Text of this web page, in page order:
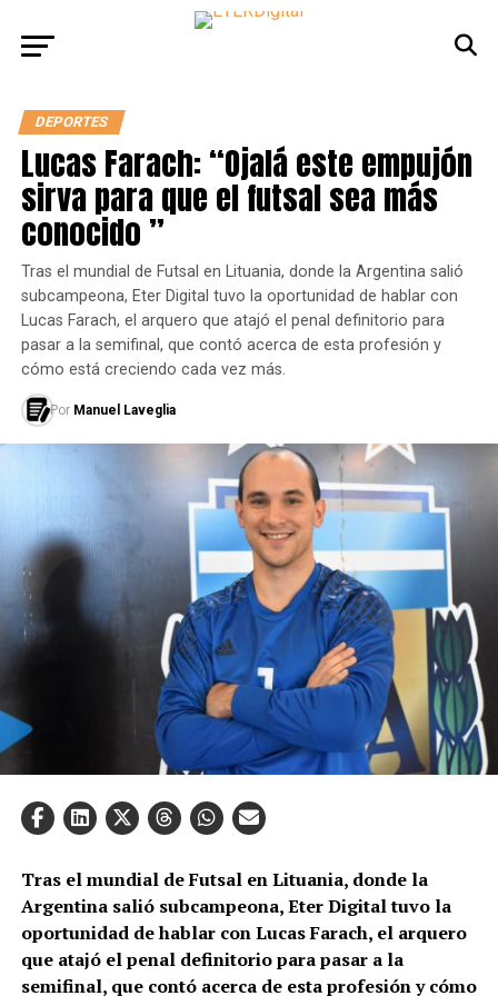
DEPORTES
Lucas Farach: “Ojalá este empujón
sirva para que el futsal sea más
conocido ”
Tras el mundial de Futsal en Lituania, donde la Argentina salió
subcampeona, Eter Digital tuvo la oportunidad de hablar con
Lucas Farach, el arquero que atajó el penal definitorio para
pasar a la semifinal, que contó acerca de esta profesión y
cómo está creciendo cada vez más.
Por Manuel Laveglia
Tras el mundial de Futsal en Lituania, donde la
Argentina salió subcampeona, Eter Digital tuvo la
oportunidad de hablar con Lucas Farach, el arquero
que atajó el penal definitorio para pasar a la
semifinal, que contó acerca de esta profesión y cómo